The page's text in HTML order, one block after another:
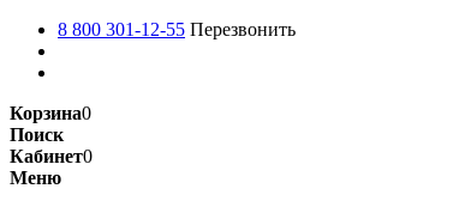
8 800 301-12-55 Перезвонить
Корзина0
Поиск
Кабинет0
Меню